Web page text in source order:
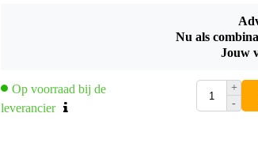
Nu als
Jouw
Op voorraad bij de
leverancier
+
-